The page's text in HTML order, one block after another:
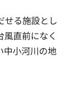
る施設と
直前にな
小河川の